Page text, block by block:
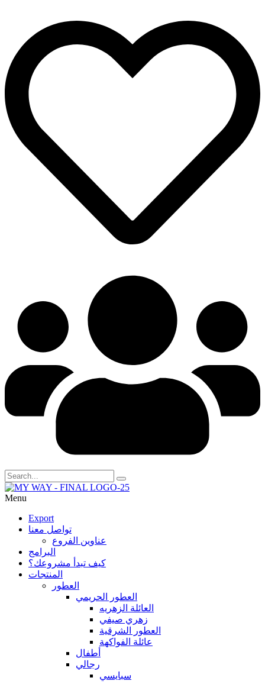
Menu
Export
تواصل معنا
عناوين الفروع
البرامج
كيف تبدأ مشروعك؟
المنتجات
العطور
العطور الحريمي
العائلة الزهريه
زهري صيفي
العطور الشرقية
عائلة الفواكهة
أطفال
رجالي
سبايسي